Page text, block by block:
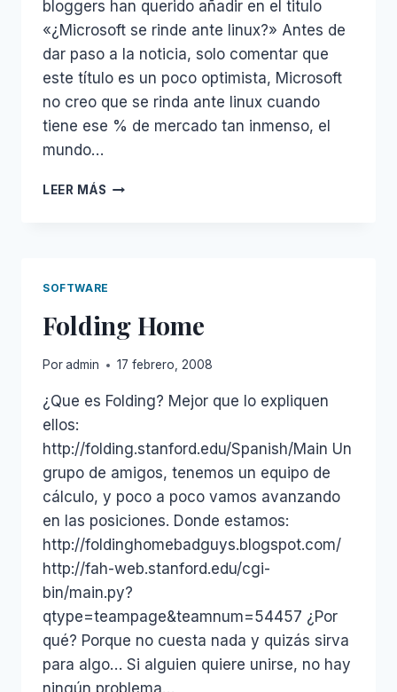
bloggers han querido añadir en el titulo
«¿Microsoft se rinde ante linux?» Antes de
dar paso a la noticia, solo comentar que
este título es un poco optimista, Microsoft
no creo que se rinda ante linux cuando
tiene ese % de mercado tan inmenso, el
mundo…
LEER MÁS BILL
SOFTWARE
SOFTWARE
Folding Home
Poradmin 17 febrero, 2008
¿Que es Folding? Mejor que lo expliquen
ellos:
http://folding.stanford.edu/Spanish/Main Un
grupo de amigos, tenemos un equipo de
cálculo, y poco a poco vamos avanzando
en las posiciones. Donde estamos:
http://foldinghomebadguys.blogspot.com/
http://fah-web.stanford.edu/cgi-
bin/main.py?
qtype=teampage&teamnum=54457 ¿Por
qué? Porque no cuesta nada y quizás sirva
para algo… Si alguien quiere unirse, no hay